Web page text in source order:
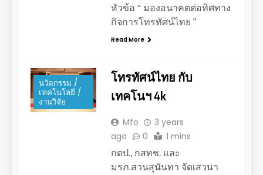
หัวข้อ “ มองอนาคตต่อทิศทาง
กิจการโทรทัศน์ไทย ”
Read More
นวัตกรรม /
เทคโนโลยี /
งานวิจัย
โทรทัศน์ไทย กับ
เทคโนฯ 4k
Mfo
3 years
ago
0 1 mins
กตป., กสทช. และ
มรภ.สวนสุนันทา จัดเสวนา